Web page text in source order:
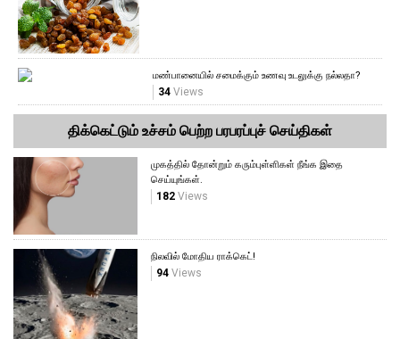
மண்பானையில் சமைக்கும் உணவு உடலுக்கு நல்லதா?
34Views
திக்கெட்டும் உச்சம் பெற்ற பரபரப்புச் செய்திகள்
முகத்தில் தோன்றும் கரும்புள்ளிகள் நீங்க இதை
செய்யுங்கள்.
182 Views
நிலவில் மோதிய ராக்கெட்!
94 Views